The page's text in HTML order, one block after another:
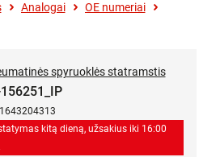
Analogai
OE numeriai
kitą dieną, užsakius iki 16:00
spyruoklės statramstis